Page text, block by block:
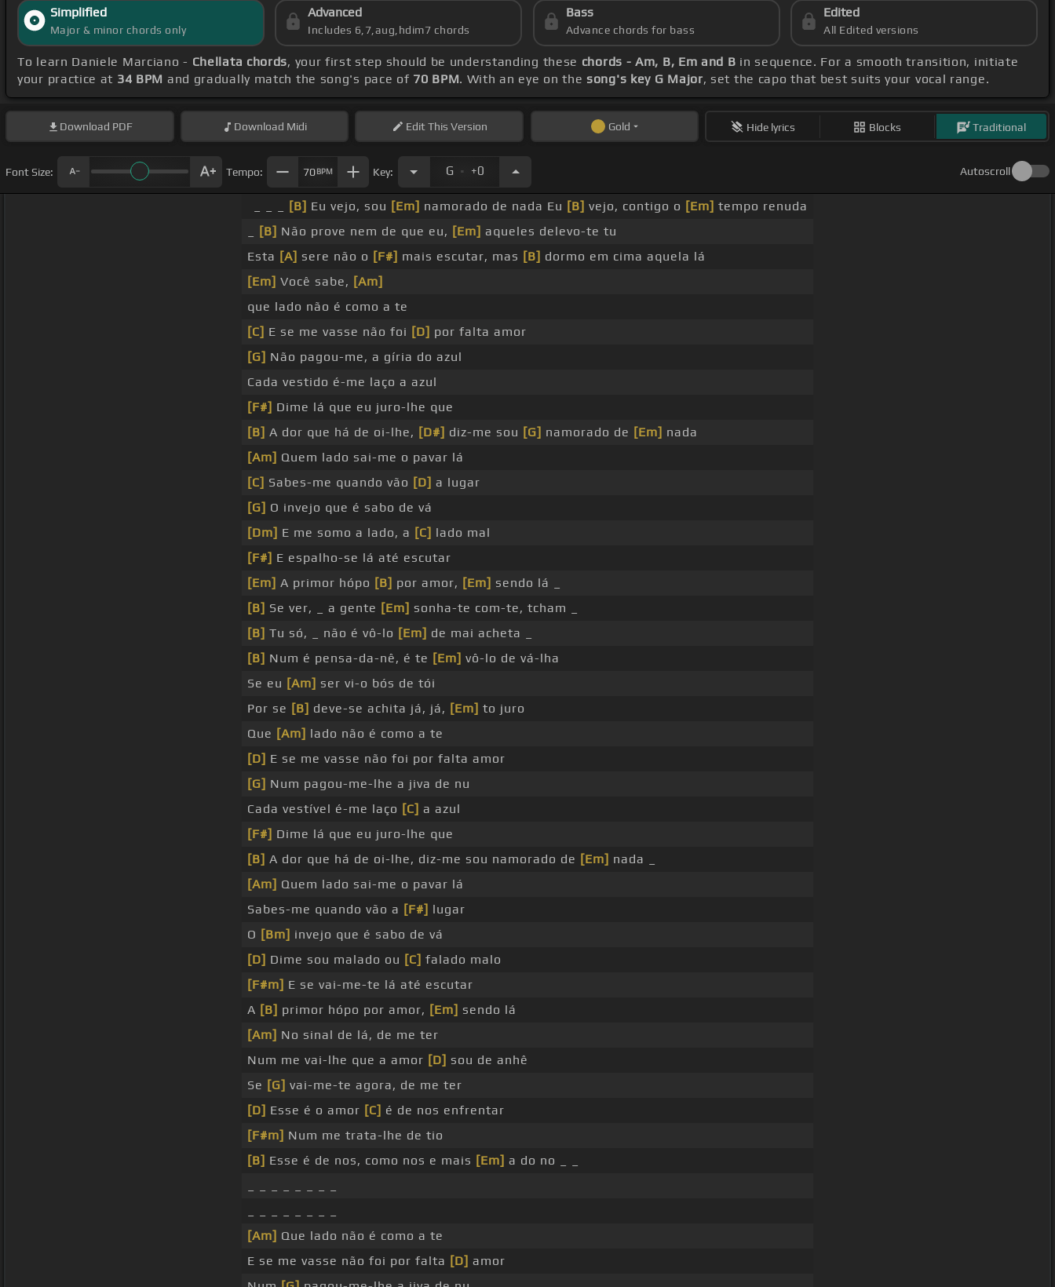
Simplified
Major & minor chords only
Advanced
Includes 6,7,aug,hdim7 chords
Bass
Advance chords for bass
Edited
All Edited versions
To learn Daniele Marciano - Chellata chords, your first step should be understanding these chords - Am, B, Em and B in sequence. For a smooth transition, initiate
your practice at 34 BPM and gradually match the song's pace of 70 BPM. With an eye on thesong's key G Major, set the capo that best suits your vocal range.
Download PDF Download Midi EditThis Version Gold Hide lyrics Blocks Traditional
Font Size: Tempo: 70BPM Key: G . +0 Autoscroll
[B] Eu vejo, sou [Em] namorado de nada Eu [B] vejo, contigo o [Em] tempo renuda
[B] Não prove nem de que eu, [Em] aqueles delevo-te tu
Esta [A] sere não o [F#] mais escutar, mas [B] dormo em cima aquela lá
[Em] Você sabe, [Am]
que lado não é como a te
[C] E se me vasse não foi [D] por falta amor
[G] Não pagou-me, a gíria do azul
Cada vestido é-me laço a azul
[F#] Dime lá que eu juro-lhe que
[B] A dor que há de oi-lhe, [D#] diz-me sou [G] namorado de [Em] nada
[Am] Quem lado sai-me o pavar lá
[C] Sabes-me quando vão [D] a lugar
[G] O invejo que é sabo de vá
[Dm] E me somo a lado, a [C] lado mal
[F#] E espalho-se lá até escutar
[Em] A primor hópo [B] por amor, [Em] sendo lá _
[B] Se ver, _ a gente [Em] sonha-te com-te, tcham _
[B] Tu só, _ não é vô-lo [Em] de mai acheta _
[B] Num é pensa-da-nê, é te [Em] vô-lo de vá-lha
Se eu [Am] ser vi-o bós de tói
Por se [B] deve-se achita já, já, [Em] to juro
Que [Am] lado não é como a te
[D] E se me vasse não foi por falta amor
[G] Num pagou-me-lhe a jiva de nu
Cada vestível é-me laço [C] a azul
[F#] Dime lá que eu juro-lhe que
[B] A dor que há de oi-lhe, diz-me sou namorado de [Em] nada _
[Am] Quem lado sai-me o pavar lá
Sabes-me quando vão a [F#] lugar
O [Bm] invejo que é sabo de vá
[D] Dime sou malado ou [C] falado malo
[F#m] E se vai-me-te lá até escutar
A [B] primor hópo por amor, [Em] sendo lá
[Am] No sinal de lá, de me ter
Num me vai-lhe que a amor [D] sou de anhê
Se [G] vai-me-te agora, de me ter
[D] Esse é o amor [C] é de nos enfrentar
[F#m] Num me trata-lhe de tio
[B] Esse é de nos, como nos e mais [Em] a do no _ _
[Am] Que lado não é como a te
E se me vasse não foi por falta [D] amor